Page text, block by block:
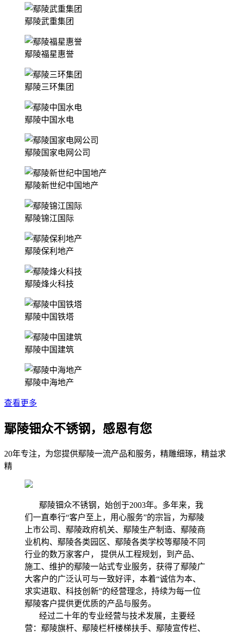
鄢陵武重集团
鄢陵福星惠誉
鄢陵三环集团
鄢陵中国水电
鄢陵国家电网公司
鄢陵新世纪中国地产
鄢陵锦江国际
鄢陵保利地产
鄢陵烽火科技
鄢陵中国铁塔
鄢陵中国建筑
鄢陵中海地产
查看更多
鄢陵钿众不锈钢，感恩有您
20年专注，为您提供鄢陵一流产品和服务，精雕细琢，精益求
精
鄢陵钿众不锈钢，始创于2003年。多年来，我
们一直奉行“客户至上，用心服务”的宗旨，为鄢陵
上市公司、鄢陵政府机关、鄢陵生产制造、鄢陵商
业机构、鄢陵各类园区、鄢陵各类学校等鄢陵不同
行业的数万家客户， 提供从工程规划，到产品、
施工、维护的鄢陵一站式专业服务，获得了鄢陵广
大客户的广泛认可与一致好评，本着“诚信为本、
求实进取、科技创新”的经营理念，持续为每一位
鄢陵客户提供更优质的产品与服务。
经过二十年的专业经营与技术发展，主要经
营：鄢陵旗杆、鄢陵栏杆楼梯扶手、鄢陵宣传栏、